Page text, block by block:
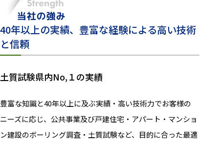
40年以上の実績、豊富な経験による高い技術
と信頼
土質試験県内No,１の実績
豊富な知識と40年以上に及ぶ実績・高い技術力でお客様の
ニーズに応じ、公共事業及び戸建住宅・アパート・マンショ
ン建設のボーリング調査・土質試験など、目的に合った最適